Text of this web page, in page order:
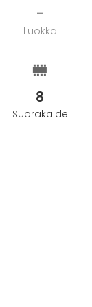
-
Luokka
8
Suorakaide